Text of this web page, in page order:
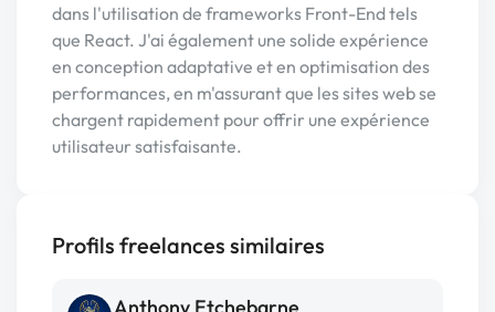
dans l'utilisation de frameworks Front-End tels
que React. J'ai également une solide expérience
en conception adaptative et en optimisation des
performances, en m'assurant que les sites web se
chargent rapidement pour offrir une expérience
utilisateur satisfaisante.
Profils freelances similaires